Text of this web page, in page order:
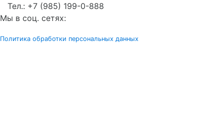
Тел.: +7 (985) 199-0-888
Мы в соц. сетях:
Политика обработки персональных данных